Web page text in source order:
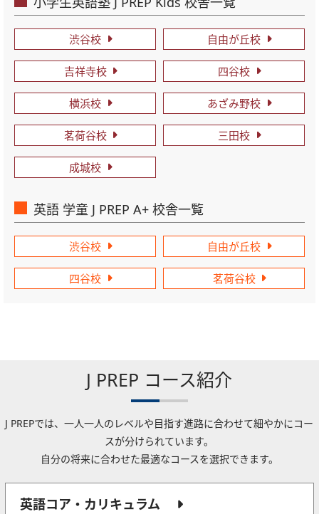
渋谷校 自由が丘校
吉祥寺校 四谷校
横浜校 あざみ野校
茗荷谷校 三田校
成城校
英語 学童 J PREP A+ 校舎一覧
渋谷校 自由が丘校
四谷校 茗荷谷校
J PREP コース紹介
J PREPでは、一人一人のレベルや目指す進路に合わせて細やかにコー
スが分けられています。
自分の将来に合わせた最適なコースを選択できます。
英語コア・カリキュラム